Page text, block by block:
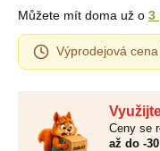
Ceny se
až do -
Můžete mít doma už o 3
Výprodejová